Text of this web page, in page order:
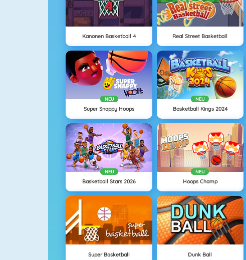
Kanonen Basketball 4 Real Street Basketball
NEU
Super Snappy Hoops
NEU
Basketball Kings 2024
NEU
Basketball Stars 2026
NEU
Hoops Champ
Super Basketball Dunk Ball